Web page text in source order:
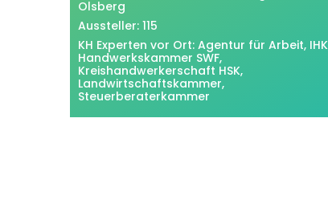
Olsberg
Aussteller: 115
KH Experten vor Ort: Agentur für Arbeit,
Handwerkskammer SWF,
Kreishandwerkerschaft HSK,
Landwirtschaftskammer,
Steuerberaterkammer